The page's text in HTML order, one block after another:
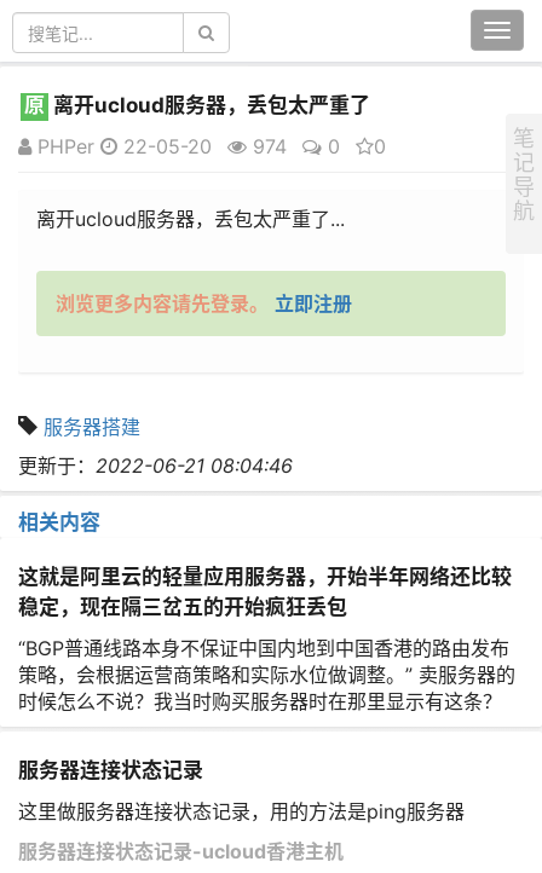
原 离开ucloud服务器，丢包太严重了
PHPer
22-05-20 974 0 0
离开ucloud服务器，丢包太严重了...
浏览更多内容请先登录。 立即注册
服务器搭建
更新于： 2022-06-21 08:04:46
相关内容
这就是阿里云的轻量应用服务器，开始半年网络还比较
稳定，现在隔三岔五的开始疯狂丢包
“BGP普通线路本身不保证中国内地到中国香港的路由发布
策略，会根据运营商策略和实际水位做调整。” 卖服务器的
时候怎么不说？我当时购买服务器时在那里显示有这条？
服务器连接状态记录
这里做服务器连接状态记录，用的方法是ping服务器
服务器连接状态记录-ucloud香港主机
笔
记
导
航